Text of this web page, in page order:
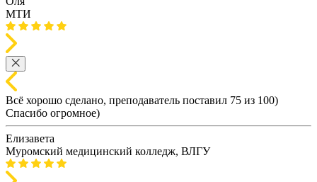
МТИ
Всё хорошо сделано, преподаватель поставил 75 из 100)
Спасибо огромное)
Елизавета
Муромский медицинский колледж, ВЛГУ